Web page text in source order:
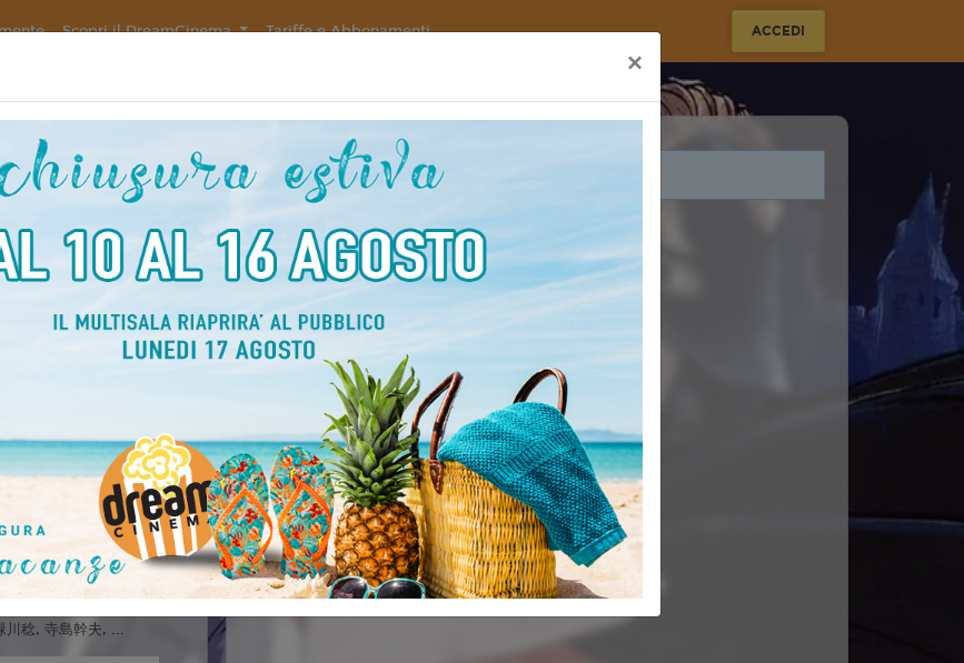
Scopri il DreamCinema Tariffe e Abbonamenti ACCEDI
Avventura,
林清志, 増山江威子, 井
朗, Sumi Shimamoto,
, Ichirō Nagai,
あずさ欣平, 峰
川稔, 寺島幹夫, ...
Non ci sono spettacoli legati a questo evento.
×